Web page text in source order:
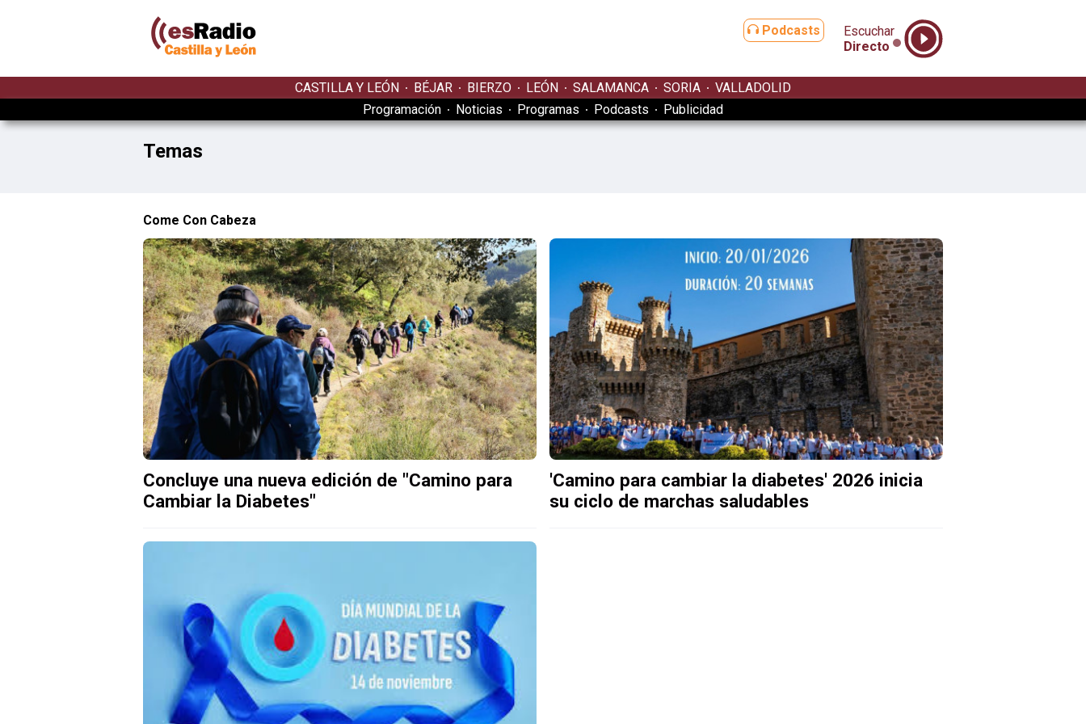
Podcasts
Escuchar
Directo
CASTILLA Y LEÓN BÉJAR BIERZO LEÓN SALAMANCA SORIA
VALLADOLID
Programación
Noticias Programas Podcasts Publicidad
Temas
Come Con Cabeza
Concluye una nueva edición de "Camino para
Cambiar la Diabetes"
'Camino para cambiar la diabetes' 2026 inicia
su ciclo de marchas saludables